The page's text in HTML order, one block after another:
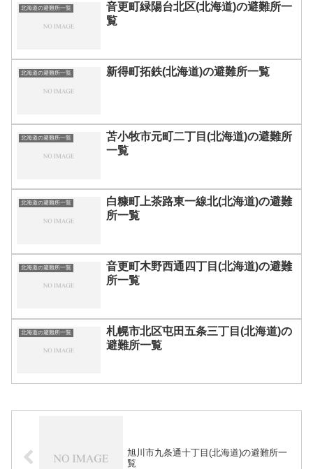
北海道の避難所一覧
音更町緑陽台北区(北海道)の避難所一
覧
北海道の避難所一覧 新得町拓鉄(北海道)の避難所一覧
北海道の避難所一覧
苫小牧市元町二丁目(北海道)の避難所
一覧
北海道の避難所一覧
白糠町上茶路東一線北(北海道)の避難
所一覧
北海道の避難所一覧
音更町木野西通四丁目(北海道)の避難
所一覧
北海道の避難所一覧
札幌市北区屯田五条三丁目(北海道)の
避難所一覧
旭川市九条通十丁目(北海道)の避難所一
覧